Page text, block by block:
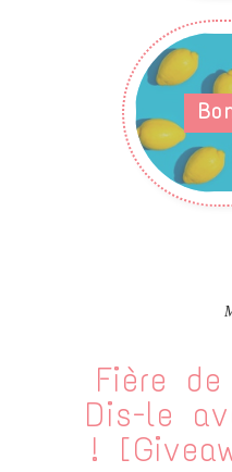
Fière
Dis-le
!